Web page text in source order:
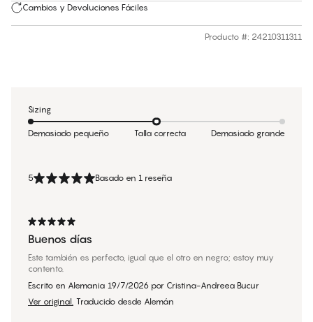
Cambios y Devoluciones Fáciles
Producto #: 24210311311
5 Basado en 1 reseña
Buenos días
Este también es perfecto, igual que el otro en negro; estoy muy
contento.
Escrito en Alemania 19/7/2026 por Cristina-Andreea Bucur
Ver original. Traducido desde Alemán
Sizing
Demasiado pequeño Talla correcta Demasiado grande